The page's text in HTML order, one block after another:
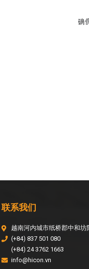
联系我们
越南河内城市纸桥郡中和
(+84) 837 501 080
(+84) 24 3762 1663
info@hicon.vn